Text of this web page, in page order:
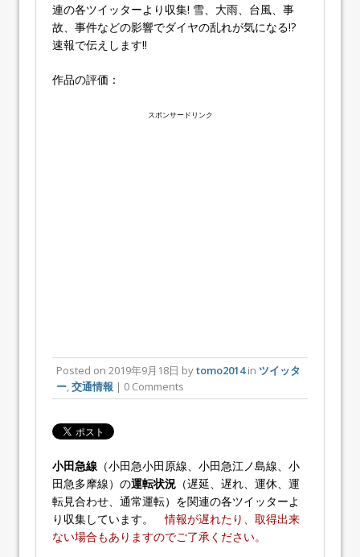
連の各ツイッターより収集! 雪、大雨、台風、事
故、事件などの影響でダイヤの乱れが気になる!?
速報で伝えします!!
作品の評価：
スポンサードリンク
Posted on 2019年9月18日 bytomo2014in ツイッタ
ー 交通情報 | 0 Comments
小田急線 （小田急小田原線、小田急江ノ島線、小
田急多摩線）の運転状況 （遅延、遅れ、運休、運
転見合わせ、通常運転）を関連の各ツイッターよ
り収集しています。情報が遅れたり、取得出来
ない場合もありますのでご了承ください。